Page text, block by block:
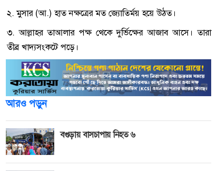
২. মুসার (আ.) হাত নক্ষত্রের মত জ্যোতির্ময় হয়ে উঠত।
৩. আল্লাহর তাআলার পক্ষ থেকে দুর্ভিক্ষের আজাব আসে। তারা
তীব্র খাদ্যসংকটে পড়ে।
আরও পড়ুন
বগুড়ায় বাসচাপায় নিহত ৬